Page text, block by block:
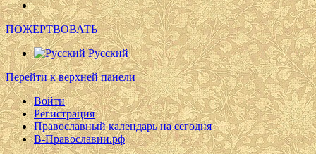
ПОЖЕРТВОВАТЬ
Русский
Перейти к верхней панели
Войти
Регистрация
Православный календарь на сегодня
В-Православии.рф